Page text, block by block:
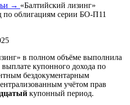
→ «Балтийский лизинг»
облигациям серии БО-П11
в полном объёме выполнила
выплате купонного дохода по
бездокументарным
учётом прав
купонный период.